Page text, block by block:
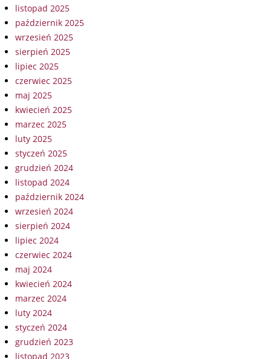
listopad 2025
październik 2025
wrzesień 2025
sierpień 2025
lipiec 2025
czerwiec 2025
maj 2025
kwiecień 2025
marzec 2025
luty 2025
styczeń 2025
grudzień 2024
listopad 2024
październik 2024
wrzesień 2024
sierpień 2024
lipiec 2024
czerwiec 2024
maj 2024
kwiecień 2024
marzec 2024
luty 2024
styczeń 2024
grudzień 2023
listopad 2023